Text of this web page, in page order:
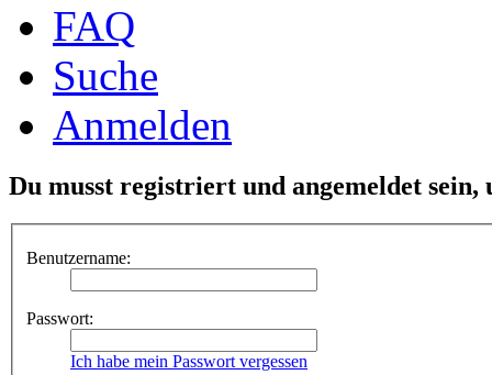
FAQ
Suche
Anmelden
Du musst registriert und angemeldet
Benutzername:
Passwort:
Ich habe mein Passwort vergessen